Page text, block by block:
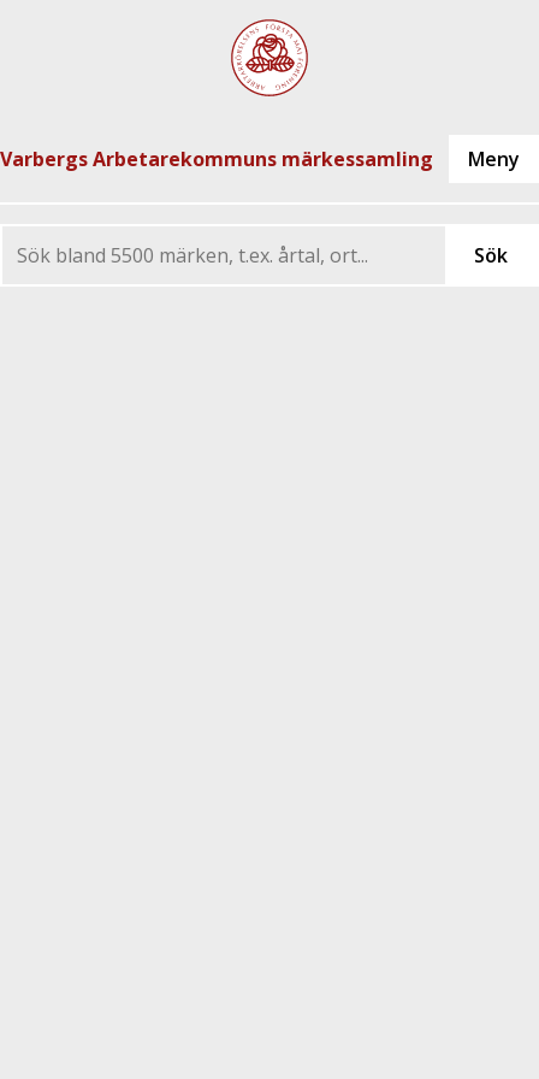
Varbergs Arbetarekommuns märkessamling